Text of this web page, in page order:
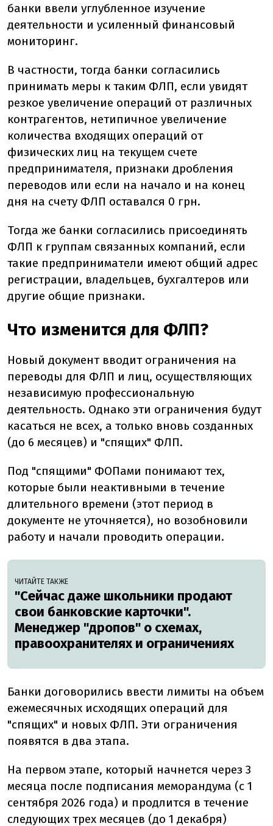
банки ввели углубленное изучение
деятельности и усиленный финансовый
мониторинг.
В частности, тогда банки согласились
принимать меры к таким ФЛП, если увидят
резкое увеличение операций от различных
контрагентов, нетипичное увеличение
количества входящих операций от
физических лиц на текущем счете
предпринимателя, признаки дробления
переводов или если на начало и на конец
дня на счету ФЛП оставался 0 грн.
Тогда же банки согласились присоединять
ФЛП к группам связанных компаний, если
такие предприниматели имеют общий адрес
регистрации, владельцев, бухгалтеров или
другие общие признаки.
Что изменится для ФЛП?
Новый документ вводит ограничения на
переводы для ФЛП и лиц, осуществляющих
независимую профессиональную
деятельность. Однако эти ограничения будут
касаться не всех, а только вновь созданных
(до 6 месяцев) и "спящих" ФЛП.
Под "спящими" ФОПами понимают тех,
которые были неактивными в течение
длительного времени (этот период в
документе не уточняется), но возобновили
работу и начали проводить операции.
ЧИТАЙТЕ ТАКЖЕ
"Сейчас даже школьники продают
свои банковские карточки".
Менеджер "дропов" о схемах,
правоохранителях и ограничениях
Банки договорились ввести лимиты на объем
ежемесячных исходящих операций для
"спящих" и новых ФЛП. Эти ограничения
появятся в два этапа.
На первом этапе, который начнется через 3
месяца после подписания меморандума (с 1
сентября 2026 года) и продлится в течение
следующих трех месяцев (до 1 декабря)